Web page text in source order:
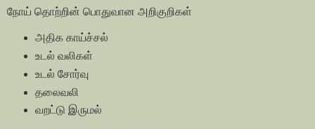
நோய் தொற்றின் பொதுவான அறிகுறிகள்
அதிக காய்ச்சல்
உடல் வலிகள்
உடல் சோர்வு
தலைவலி
வறட்டு இருமல்